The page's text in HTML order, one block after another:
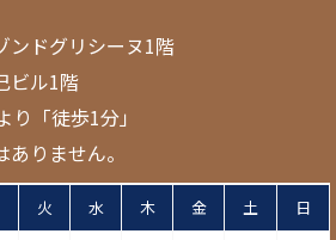
ンドグリシーヌ1階
ビル1階
「徒歩1分」
りません。
火 水 木 金 土 日